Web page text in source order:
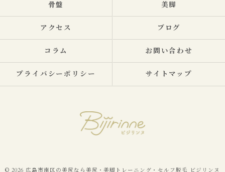
骨盤 美脚
アクセス ブログ
コラム お問い合わせ
プライバシーポリシー サイトマップ
© 2026 広島市南区の美尻なら美尻・美脚トレーニング・セルフ脱毛 ビジリンヌ